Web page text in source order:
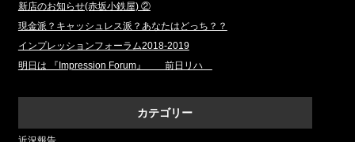
新店のお知らせ(赤坂小鉄屋) ②
現金派？キャッシュレス派？あなたはどっち？？
インプレッションフォーラム2018‐2019
明日は 『Impression Forum』 前日リハ
カテゴリー